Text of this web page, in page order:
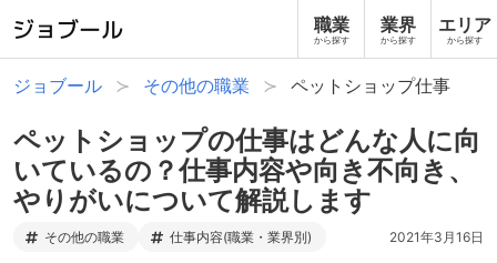
職業
から探す
業界
から探す
エリア
から探す
ジョブール その他の職業 ペットショップ仕事
ペットショップの仕事はどんな人に向
いているの？仕事内容や向き不向き、
やりがいについて解説します
その他の職業 仕事内容(職業・業界別) 2021年3月16日